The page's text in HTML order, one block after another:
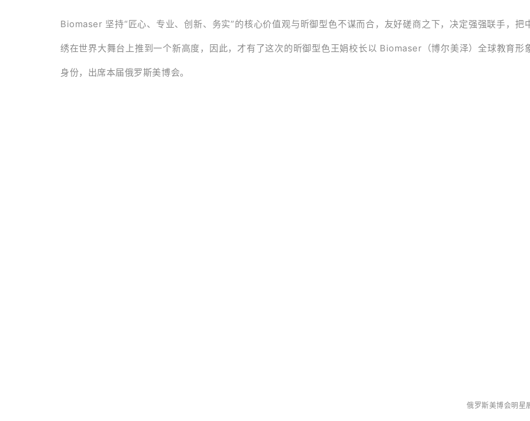
Biomaser 坚持“匠心、专业、创新、务实”的核心价值观与昕御型色不谋而合，友好磋商之下，决定强强联手，把
绣在世界大舞台上推到一个新高度，因此，才有了这次的昕御型色王娟校长以 Biomaser（博尔美泽）全球教育形
身份，出席本届俄罗斯美博会。
俄罗斯美博会明